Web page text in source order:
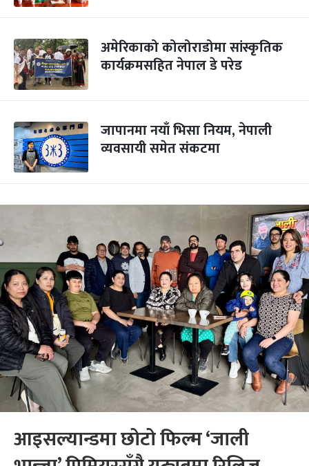
अमेरिकाको कोलोराडोमा सांस्कृतिक
कार्यक्रमसहित नेपाल डे परेड
जापानमा नयाँ भिसा नियम, नेपाली
व्यवसायी समेत संकटमा
आइसल्यान्डमा छोटो फिल्म ‘जाली